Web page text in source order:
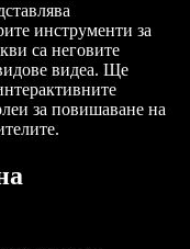
инструменти за
са неговите
видеа. Ще
за повишаване на